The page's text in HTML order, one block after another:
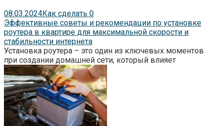
08.03.2024Как сделать 0
Эффективные советы и рекомендации по установке
роутера в квартире для максимальной скорости и
стабильности интернета
Установка роутера – это один из ключевых моментов
при создании домашней сети, который влияет